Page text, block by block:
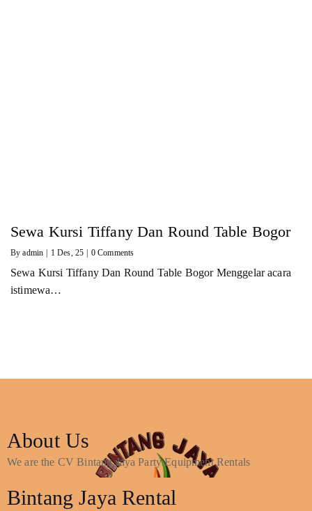
Sewa Kursi Tiffany Dan Round Table Bogor
Byadmin | 1 Des, 25 | 0 Comments
Sewa Kursi Tiffany Dan Round Table Bogor Menggelar acara
istimewa…
About Us
We are the CV Bintang Jaya Party Equipment Rentals
Bintang Jaya Rental